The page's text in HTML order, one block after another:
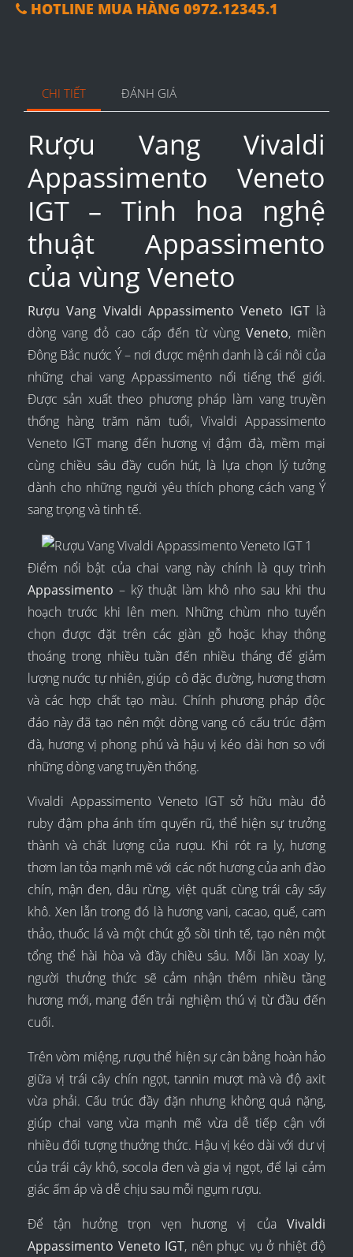
HOTLINE MUA HÀNG 0972.12345.1
CHI TIẾT ĐÁNH GIÁ
Rượu Vang Vivaldi
Appassimento Veneto
IGT – Tinh hoa nghệ
thuật Appassimento
của vùng Veneto
Rượu Vang Vivaldi Appassimento Veneto IGTlà
dòng vang đỏ cao cấp đến từ vùngVeneto, miền
Đông Bắc nước Ý – nơi được mệnh danh là cái nôi của
những chai vang Appassimento nổi tiếng thế giới.
Được sản xuất theo phương pháp làm vang truyền
thống hàng trăm năm tuổi, Vivaldi Appassimento
Veneto IGT mang đến hương vị đậm đà, mềm mại
cùng chiều sâu đầy cuốn hút, là lựa chọn lý tưởng
dành cho những người yêu thích phong cách vang Ý
sang trọng và tinh tế.
Điểm nổi bật của chai vang này chính là quy trình
Appassimento – kỹ thuật làm khô nho sau khi thu
hoạch trước khi lên men. Những chùm nho tuyển
chọn được đặt trên các giàn gỗ hoặc khay thông
thoáng trong nhiều tuần đến nhiều tháng để giảm
lượng nước tự nhiên, giúp cô đặc đường, hương thơm
và các hợp chất tạo màu. Chính phương pháp độc
đáo này đã tạo nên một dòng vang có cấu trúc đậm
đà, hương vị phong phú và hậu vị kéo dài hơn so với
những dòng vang truyền thống.
Vivaldi Appassimento Veneto IGT sở hữu màu đỏ
ruby đậm pha ánh tím quyến rũ, thể hiện sự trưởng
thành và chất lượng của rượu. Khi rót ra ly, hương
thơm lan tỏa mạnh mẽ với các nốt hương của anh đào
chín, mận đen, dâu rừng, việt quất cùng trái cây sấy
khô. Xen lẫn trong đó là hương vani, cacao, quế, cam
thảo, thuốc lá và một chút gỗ sồi tinh tế, tạo nên một
tổng thể hài hòa và đầy chiều sâu. Mỗi lần xoay ly,
người thưởng thức sẽ cảm nhận thêm nhiều tầng
hương mới, mang đến trải nghiệm thú vị từ đầu đến
cuối.
Trên vòm miệng, rượu thể hiện sự cân bằng hoàn hảo
giữa vị trái cây chín ngọt, tannin mượt mà và độ axit
vừa phải. Cấu trúc đầy đặn nhưng không quá nặng,
giúp chai vang vừa mạnh mẽ vừa dễ tiếp cận với
nhiều đối tượng thưởng thức. Hậu vị kéo dài với dư vị
của trái cây khô, socola đen và gia vị ngọt, để lại cảm
giác ấm áp và dễ chịu sau mỗi ngụm rượu.
Để tận hưởng trọn vẹn hương vị của Vivaldi
Appassimento Veneto IGT, nên phục vụ ở nhiệt độ